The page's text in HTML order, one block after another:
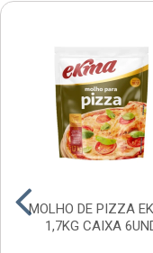
MOLHO DE PIZZA
1,7KG CAIXA